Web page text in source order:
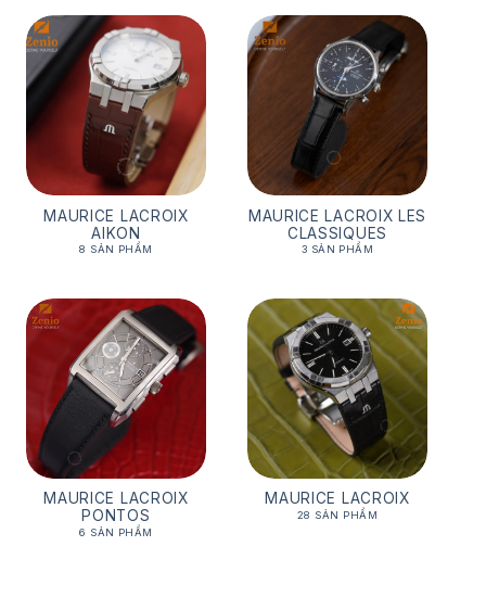
MAURICE LACROIX
AIKON
8 SẢN PHẨM
MAURICE LACROIX LES
CLASSIQUES
3 SẢN PHẨM
MAURICE LACROIX
PONTOS
6 SẢN PHẨM
MAURICE LACROIX
28 SẢN PHẨM